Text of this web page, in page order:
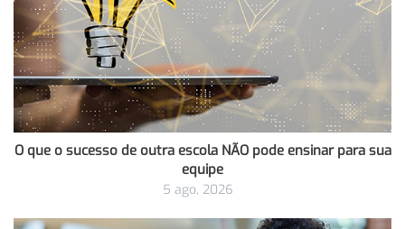
O que o sucesso de outra escola NÃO pode ensinar para sua
equipe
5 ago, 2026